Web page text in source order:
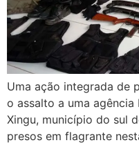
Uma ação integrada de
o assalto a uma agência
Xingu, município do sul
presos em flagrante